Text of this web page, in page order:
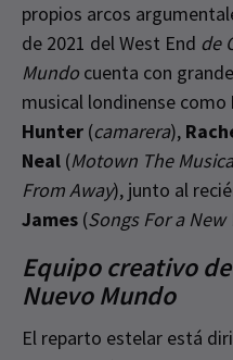
propios arcos
de 2021 del West End de
Mundo cuenta con
musical londinense como
Hunter (camarera),
Neal (Motown The
From Away), junto al
James (Songs For a New
Equipo creativo
Nuevo Mundo
El reparto estelar está